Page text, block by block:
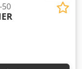
50